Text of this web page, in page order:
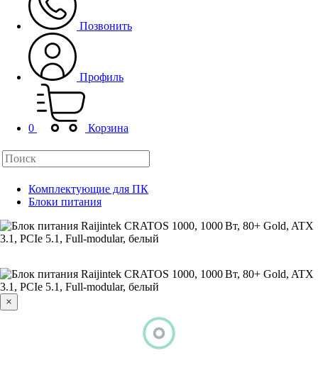
Позвонить
Профиль
0 Корзина
Комплектующие для ПК
Блоки питания
×